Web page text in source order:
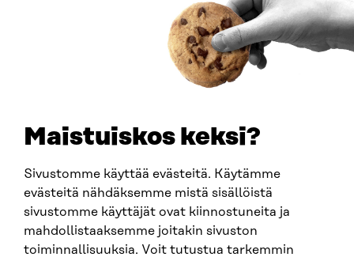
Maistuiskos keksi?
Sivustomme käyttää evästeitä. Käytämme
evästeitä nähdäksemme mistä sisällöistä
sivustomme käyttäjät ovat kiinnostuneita ja
mahdollistaaksemme joitakin sivuston
toiminnallisuuksia. Voit tutustua tarkemmin
SITRA SOSIAALISESSA MEDIASSA
LinkedIn
Instagram